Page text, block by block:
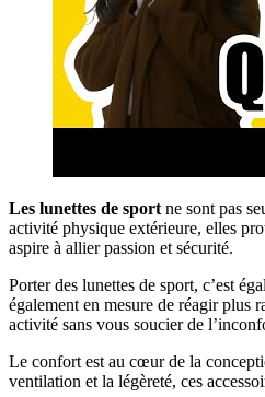
Les lunettes de sport ne sont pas
activité physique extérieure, elles
aspire à allier passion et sécurité.
Porter des lunettes de sport, c’est
également en mesure de réagir plus
activité sans vous soucier de
Le confort est au cœur de la
ventilation et la légèreté, ces